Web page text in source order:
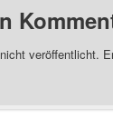
veröffentlicht.